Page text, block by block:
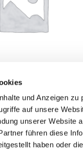
und Anzeigen
auf unsere
unserer Website
führen diese
haben oder
– 13:00 Uhr
– 18:30 Uhr
Uhr